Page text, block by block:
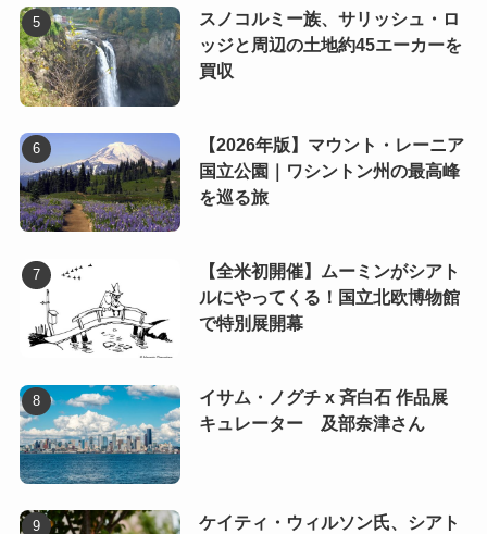
スノコルミー族、サリッシュ・ロ
ッジと周辺の土地約45エーカーを
買収
【2026年版】マウント・レーニア
国立公園｜ワシントン州の最高峰
を巡る旅
【全米初開催】ムーミンがシアト
ルにやってくる！国立北欧博物館
で特別展開幕
イサム・ノグチ x 斉白石 作品展
キュレーター 及部奈津さん
ケイティ・ウィルソン氏、シアト